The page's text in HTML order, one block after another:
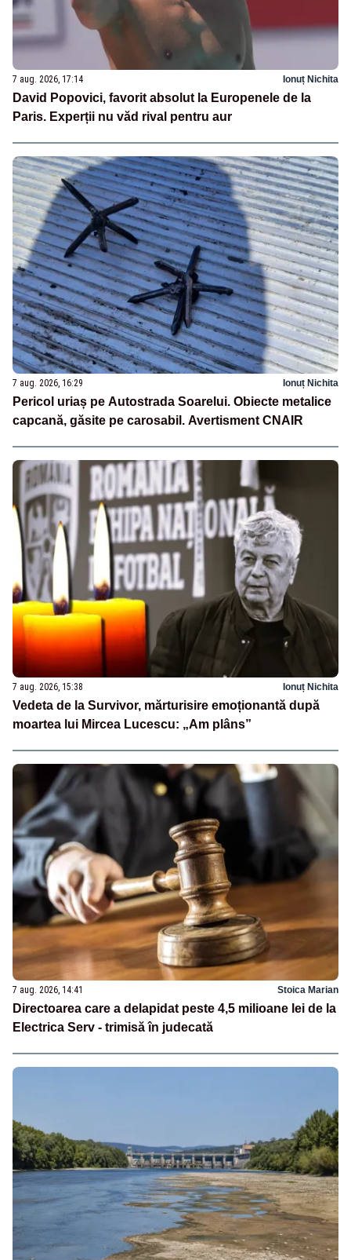
7 aug. 2026, 17:14 Ionuț Nichita
David Popovici, favorit absolut la Europenele de la
Paris. Experții nu văd rival pentru aur
7 aug. 2026, 16:29 Ionuț Nichita
Pericol uriaș pe Autostrada Soarelui. Obiecte metalice
capcană, găsite pe carosabil. Avertisment CNAIR
7 aug. 2026, 15:38 Ionuț Nichita
Vedeta de la Survivor, mărturisire emoționantă după
moartea lui Mircea Lucescu: „Am plâns”
7 aug. 2026, 14:41 Stoica Marian
Directoarea care a delapidat peste 4,5 milioane lei de la
Electrica Serv - trimisă în judecată